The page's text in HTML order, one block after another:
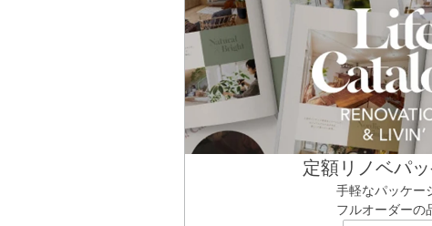
定額リノベパ
手軽なパッケー
フルオーダーの